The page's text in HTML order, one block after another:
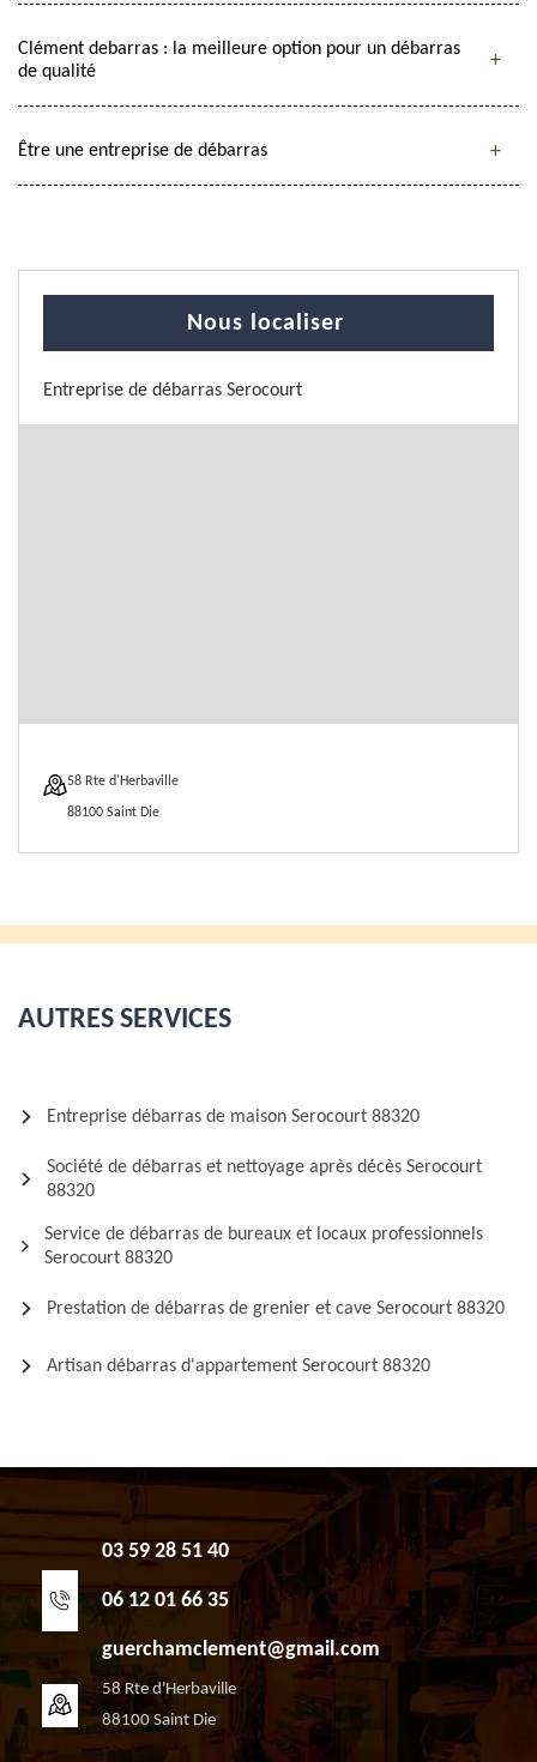
Clément debarras : la meilleure option pour un débarras
de qualité
Être une entreprise de débarras
Nous localiser
Entreprise de débarras Serocourt
58 Rte d'Herbaville
88100 Saint Die
AUTRES SERVICES
Entreprise débarras de maison Serocourt 88320
Société de débarras et nettoyage après décès Serocourt
88320
Service de débarras de bureaux et locaux professionnels
Serocourt 88320
Prestation de débarras de grenier et cave Serocourt 88320
Artisan débarras d'appartement Serocourt 88320
03 59 28 51 40
06 12 01 66 35
guerchamclement@gmail.com
58 Rte d'Herbaville
88100 Saint Die